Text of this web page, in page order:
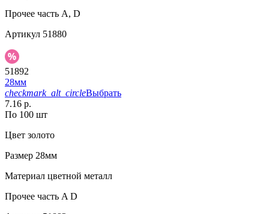
Прочее часть A, D
Артикул 51880
51892
28мм
checkmark_alt_circleВыбрать
7.16 р.
По 100 шт
Цвет золото
Размер 28мм
Материал цветной металл
Прочее часть A D